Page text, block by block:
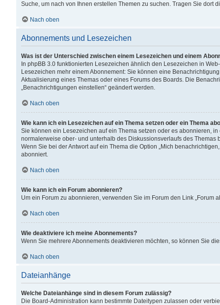
Suche, um nach von Ihnen erstellen Themen zu suchen. Tragen Sie dort
Nach oben
Abonnements und Lesezeichen
Was ist der Unterschied zwischen einem Lesezeichen und einem
In phpBB 3.0 funktionierten Lesezeichen ähnlich den Lesezeichen in
Lesezeichen mehr einem Abonnement: Sie können eine
Aktualisierung eines Themas oder eines Forums des Boards. Die
„Benachrichtigungen einstellen“ geändert werden.
Nach oben
Wie kann ich ein Lesezeichen auf ein Thema setzen oder ein Thema
Sie können ein Lesezeichen auf ein Thema setzen oder es abonnieren,
normalerweise ober- und unterhalb des Diskussionsverlaufs des Themas
Wenn Sie bei der Antwort auf ein Thema die Option „Mich
abonniert.
Nach oben
Wie kann ich ein Forum abonnieren?
Um ein Forum zu abonnieren, verwenden Sie im Forum den Link „Forum
Nach oben
Wie deaktiviere ich meine Abonnements?
Wenn Sie mehrere Abonnements deaktivieren möchten, so können Sie
Nach oben
Dateianhänge
Welche Dateianhänge sind in diesem Forum zulässig?
Die Board-Administration kann bestimmte Dateitypen zulassen oder